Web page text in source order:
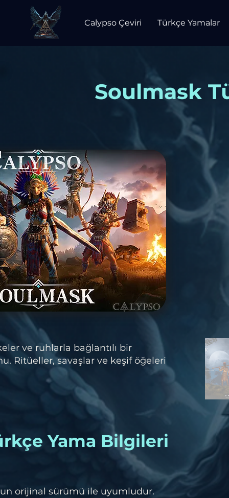
Calypso Çeviri Türkçe Yamalar
Soulmask
ve ruhlarla bağlantılı bir
Ritüeller, savaşlar ve keşif öğeleri
Yama Bilgileri
orijinal sürümü ile uyumludur.